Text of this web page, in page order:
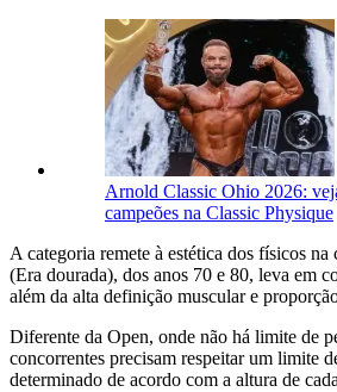
Arnold Classic Ohio 2026:
campeões na Classic Physique
A categoria remete à estética dos físicos
(Era dourada), dos anos 70 e 80, leva em
além da alta definição muscular e
Diferente da Open, onde não há limite de
concorrentes precisam respeitar um limite
determinado de acordo com a altura de